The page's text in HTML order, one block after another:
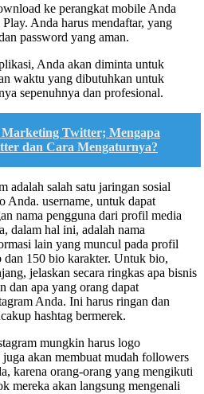
ke perangkat mobile Anda
Anda harus mendaftar, yang
password yang aman.
Anda akan diminta untuk
waktu yang dibutuhkan untuk
sepenuhnya dan profesional.
Twitter; Mengapa
dan Cara Mengaturnya?
adalah salah satu jaringan sosial
Anda. username, untuk dapat
nama pengguna dari profil media
dalam hal ini, adalah nama
lain yang muncul pada profil
150 bio karakter. Untuk bio,
jelaskan secara ringkas apa bisnis
dan apa yang orang dapat
Anda. Ini harus ringan dan
hashtag bermerek.
mungkin harus logo
akan membuat mudah followers
karena orang-orang yang mengikuti
mereka akan langsung mengenali